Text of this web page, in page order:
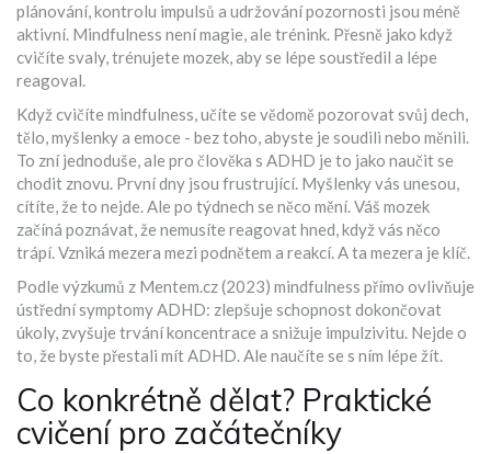
plánování, kontrolu impulsů a udržování pozornosti jsou méně
aktivní. Mindfulness není magie, ale trénink. Přesně jako když
cvičíte svaly, trénujete mozek, aby se lépe soustředil a lépe
reagoval.
Když cvičíte mindfulness, učíte se vědomě pozorovat svůj dech,
tělo, myšlenky a emoce - bez toho, abyste je soudili nebo měnili.
To zní jednoduše, ale pro člověka s ADHD je to jako naučit se
chodit znovu. První dny jsou frustrující. Myšlenky vás unesou,
cítíte, že to nejde. Ale po týdnech se něco mění. Váš mozek
začíná poznávat, že nemusíte reagovat hned, když vás něco
trápí. Vzniká mezera mezi podnětem a reakcí. A ta mezera je klíč.
Podle výzkumů z Mentem.cz (2023) mindfulness přímo ovlivňuje
ústřední symptomy ADHD: zlepšuje schopnost dokončovat
úkoly, zvyšuje trvání koncentrace a snižuje impulzivitu. Nejde o
to, že byste přestali mít ADHD. Ale naučíte se s ním lépe žít.
Co konkrétně dělat? Praktické
cvičení pro začátečníky